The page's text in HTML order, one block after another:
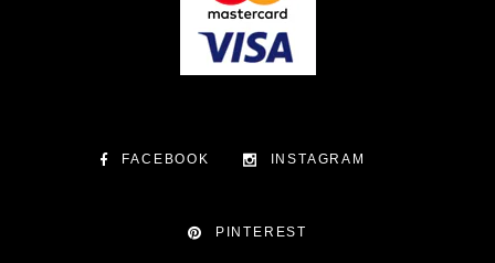
FACEBOOK INSTAGRAM
PINTEREST